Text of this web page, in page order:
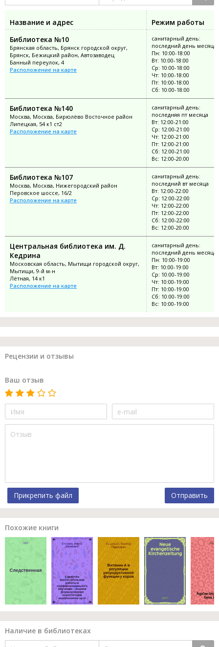
Название и адрес
Режим работы
Библиотека №10
Брянская область, Брянск городской округ,
Брянск, Бежицкий район, Автозаводец
Банный переулок, 4
Расположение на карте
санитарный день:
последний день месяца
Пн: 10:00-18:00
Вт: 10:00-18:00
Ср: 10:00-18:00
Чт: 10:00-18:00
Пт: 10:00-18:00
Сб: 10:00-18:00
Библиотека №140
Москва, Москва, Бирюлёво Восточное район
Липецкая, 54 к1 ст2
Расположение на карте
санитарный день:
последняя пт месяца
Вт: 12:00-21:00
Ср: 12:00-21:00
Чт: 12:00-21:00
Пт: 12:00-21:00
Сб: 12:00-21:00
Вс: 12:00-20:00
Библиотека №107
Москва, Москва, Нижегородский район
Перовское шоссе, 16/2
Расположение на карте
санитарный день:
последний вт месяца
Вт: 12:00-22:00
Ср: 12:00-22:00
Чт: 12:00-22:00
Пт: 12:00-22:00
Сб: 12:00-22:00
Вс: 12:00-20:00
Центральная библиотека им. Д.
Кедрина
Московская область, Мытищи городской округ,
Мытищи, 9-й м-н
Лётная, 14 к1
Расположение на карте
санитарный день:
последний день месяца
Пн: 10:00-19:00
Вт: 10:00-19:00
Ср: 10:00-19:00
Чт: 10:00-19:00
Пт: 10:00-19:00
Сб: 10:00-19:00
Вс: 10:00-19:00
Рецензии и отзывы
Ваш отзыв
Прикрепить файл Отправить
Похожие книги
Наличие в библиотеках